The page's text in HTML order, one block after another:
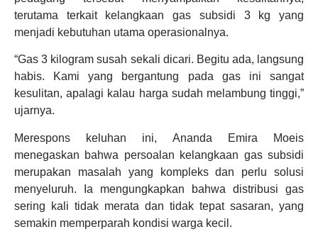
terutama terkait kelangkaan gas subsidi 3 kg yang
menjadi kebutuhan utama operasionalnya.
“Gas 3 kilogram susah sekali dicari. Begitu ada, langsung
habis. Kami yang bergantung pada gas ini sangat
kesulitan, apalagi kalau harga sudah melambung tinggi,”
ujarnya.
Merespons keluhan ini, Ananda Emira Moeis
menegaskan bahwa persoalan kelangkaan gas subsidi
merupakan masalah yang kompleks dan perlu solusi
menyeluruh. Ia mengungkapkan bahwa distribusi gas
sering kali tidak merata dan tidak tepat sasaran, yang
semakin memperparah kondisi warga kecil.